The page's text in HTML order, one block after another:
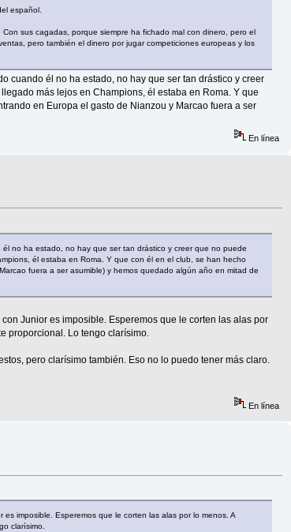
español.
sus cagadas, porque siempre ha fichado mal con dinero, pero el
pero también el dinero por jugar competiciones europeas y los
cuando él no ha estado, no hay que ser tan drástico y creer
más lejos en Champions, él estaba en Roma. Y que
en Europa el gasto de Nianzou y Marcao fuera a ser
En línea
no ha estado, no hay que ser tan drástico y creer que no puede
él estaba en Roma. Y que con él en el club, se han hecho
fuera a ser asumible) y hemos quedado algún año en mitad de
Junior es imposible. Esperemos que le corten las alas por
proporcional. Lo tengo clarísimo.
pero clarísimo también. Eso no lo puedo tener más claro.
En línea
imposible. Esperemos que le corten las alas por lo menos. A
clarísimo.